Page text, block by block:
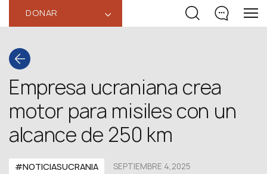
DONAR ‹
Empresa ucraniana crea
motor para misiles con un
alcance de 250 km
#NOTICIASUCRANIA SEPTIEMBRE 4,2025